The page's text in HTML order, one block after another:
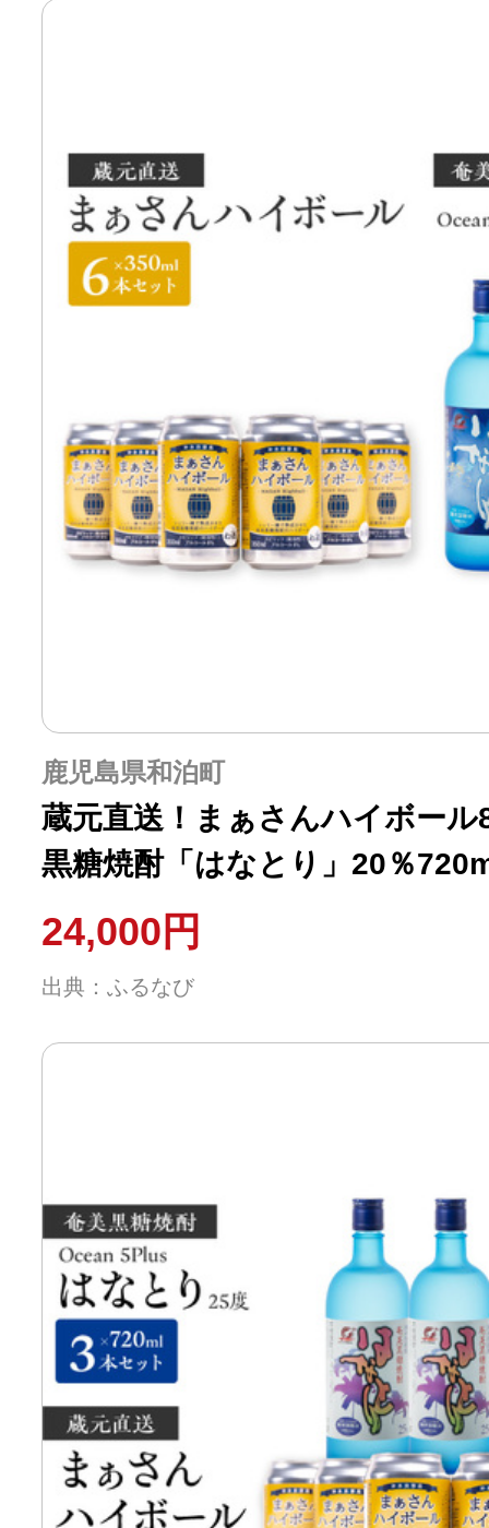
ふるさと納税徹底比較
寄付上限額シミュレーション
副業・パラレルワーカー
個人事業主・フリーラン
ふるさと納税の基礎知識
10秒ぴったり診断
自治体直営サイト特集
はじめるバイブルとは
鹿児島県和泊町
蔵元直送！まぁさんハイボー
黒糖焼酎「はなとり」20％
（Ocean） W025-043u ウィス
24,000円
出典：ふるなび